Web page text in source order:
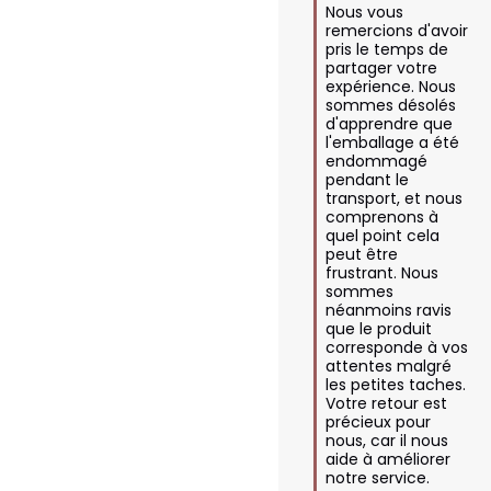
Nous vous
remercions d'avoir
pris le temps de
partager votre
expérience. Nous
sommes désolés
d'apprendre que
l'emballage a été
endommagé
pendant le
transport, et nous
comprenons à
quel point cela
peut être
frustrant. Nous
sommes
néanmoins ravis
que le produit
corresponde à vos
attentes malgré
les petites taches.
Votre retour est
précieux pour
nous, car il nous
aide à améliorer
notre service.